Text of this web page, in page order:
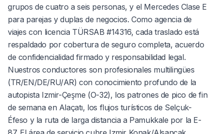
grupos de cuatro a seis personas, y el Mercedes Clase E
para parejas y duplas de negocios. Como agencia de
viajes con licencia TÜRSAB #14316, cada traslado está
respaldado por cobertura de seguro completa, acuerdo
de confidencialidad firmado y responsabilidad legal.
Nuestros conductores son profesionales multilingües
(TR/EN/DE/RU/AR) con conocimiento profundo de la
autopista Izmir-Çeşme (O-32), los patrones de pico de fin
de semana en Alaçatı, los flujos turísticos de Selçuk-
Éfeso y la ruta de larga distancia a Pamukkale por la E-